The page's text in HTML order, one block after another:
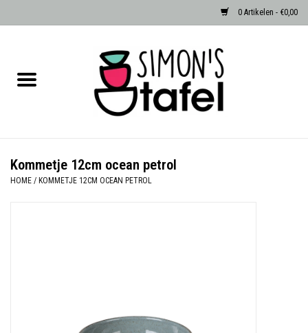
0 Artikelen - €0,00
Albast waxinehouders van Zenza
Kommetje 12cm ocean petrol
HOME / KOMMETJE 12CM OCEAN PETROL